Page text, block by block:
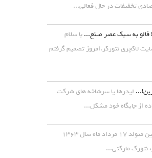
تخفیفات در حال فعالی...
فالو به سبک عصر صنع...با سلام
لاکچری نتورکر.امروز تصمیم گرفتم
لیدرها یا سرشاخه های شرکت
از جایگاه خود مشکل...
مجید معین متولد ۱۷ مرداد ماه سال ۱۳۶۳
مارکتی...